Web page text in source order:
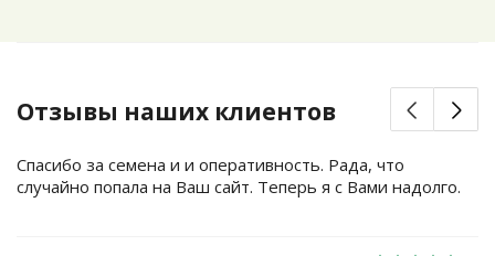
Отзывы наших клиентов
Спасибо за семена и и оперативность. Рада, что
случайно попала на Ваш сайт. Теперь я с Вами надолго.